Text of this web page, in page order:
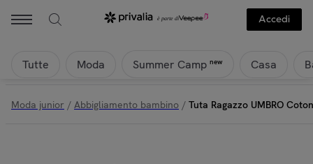
Accedi
Tutte Moda Summer Camp new Casa
Moda junior / Abbigliamento bambino / Tuta Ragazzo UMBRO